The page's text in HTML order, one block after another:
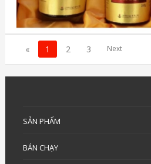
« 1 2 3
SẢN PHẨM
BÁN CHẠY